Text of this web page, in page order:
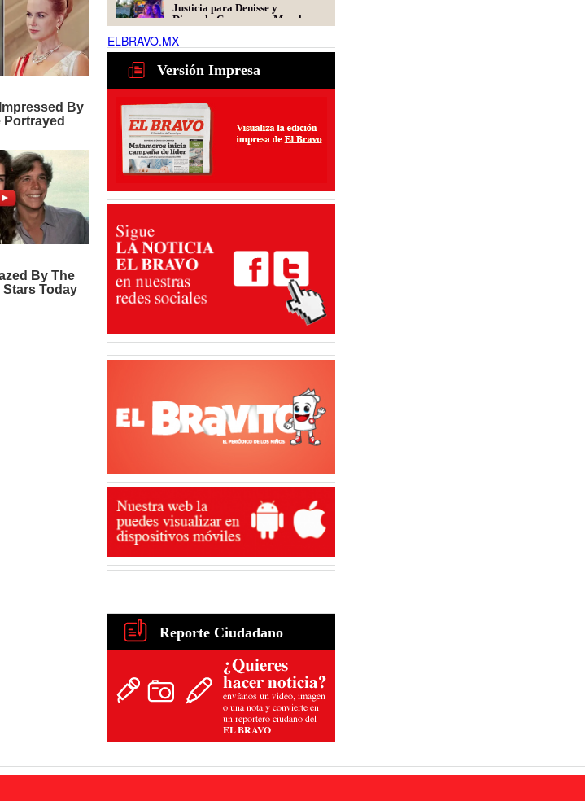
Justicia para Denisse y
Dinorah: Convocan a Marcha
Asesinadas
31 Jul 2026
Tamaulipas alista nuevo plan
para recuperar exportaciones
de ganado
ELBRAVO.MX
Versión Impresa
Reporte Ciudadano